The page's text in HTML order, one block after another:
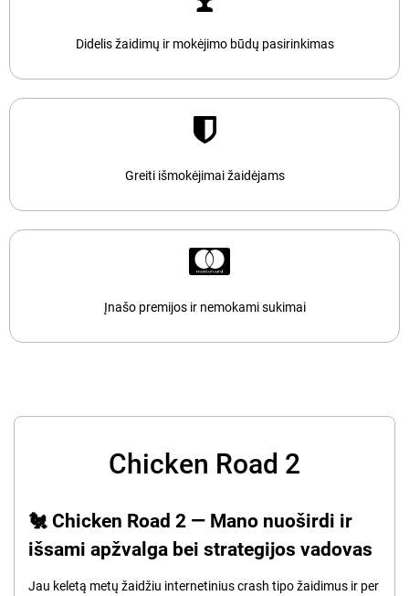
Didelis žaidimų ir mokėjimo būdų pasirinkimas
Greiti išmokėjimai žaidėjams
Įnašo premijos ir nemokami sukimai
Chicken Road 2
🐔 Chicken Road 2 — Mano nuoširdi ir
išsami apžvalga bei strategijos vadovas
Jau keletą metų žaidžiu internetinius crash tipo žaidimus ir per